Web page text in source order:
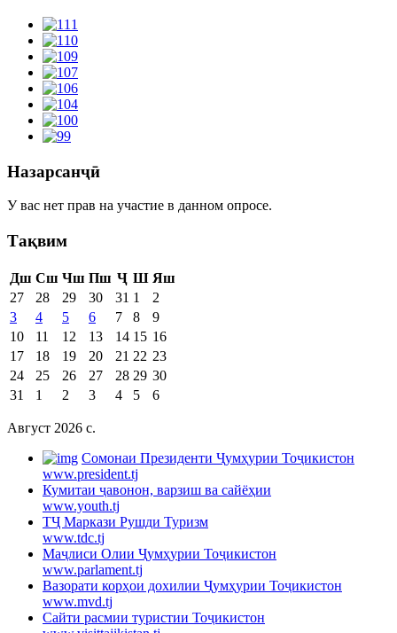
Назарсанҷӣ
У вас нет прав на участие в данном опросе.
Тақвим
Дш Сш Чш Пш Ҷ Ш Яш
27
28 29 30 31 1
2
3
4 5 6 7 8
9
10
11 12 13 14 15 16
17
18 19 20 21 22 23
24
25 26 27 28 29 30
31
1 2 3 4 5 6
Август 2026 c.
Cомонаи Президенти Ҷумҳурии Тоҷикистон
www.president.tj
Кумитаи ҷавонон, варзиш ва сайёҳии
www.youth.tj
ТҶ Маркази Рушди Туризм
www.tdc.tj
Маҷлиси Олии Ҷумҳурии Тоҷикистон
www.parlament.tj
Вазорати корҳои дохилии Ҷумҳурии Тоҷикистон
www.mvd.tj
Сайти расмии туристии Тоҷикистон